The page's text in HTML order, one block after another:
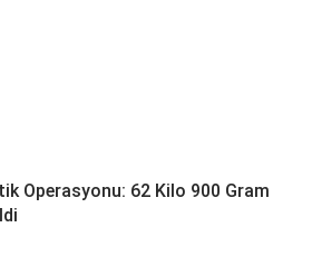
Operasyonu: 62 Kilo 900 Gram